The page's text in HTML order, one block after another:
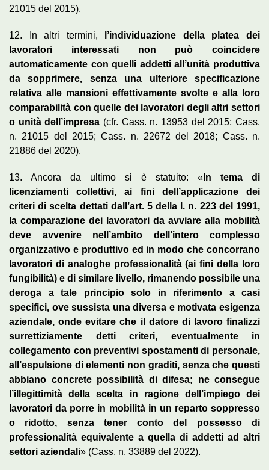
21015 del 2015).
12. In altri termini, l’individuazione della platea dei
lavoratori interessati non può coincidere
automaticamente con quelli addetti all’unità produttiva
da sopprimere, senza una ulteriore specificazione
relativa alle mansioni effettivamente svolte e alla loro
comparabilità con quelle dei lavoratori degli altri settori
o unità dell’impresa (cfr. Cass. n. 13953 del 2015; Cass.
n. 21015 del 2015; Cass. n. 22672 del 2018; Cass. n.
21886 del 2020).
13. Ancora da ultimo si è statuito: « In tema di
licenziamenti collettivi, ai fini dell’applicazione dei
criteri di scelta dettati dall’art. 5 della l. n. 223 del 1991,
la comparazione dei lavoratori da avviare alla mobilità
deve avvenire nell’ambito dell’intero complesso
organizzativo e produttivo ed in modo che concorrano
lavoratori di analoghe professionalità (ai fini della loro
fungibilità) e di similare livello, rimanendo possibile una
deroga a tale principio solo in riferimento a casi
specifici, ove sussista una diversa e motivata esigenza
aziendale, onde evitare che il datore di lavoro finalizzi
surrettiziamente detti criteri, eventualmente in
collegamento con preventivi spostamenti di personale,
all’espulsione di elementi non graditi, senza che questi
abbiano concrete possibilità di difesa; ne consegue
l’illegittimità della scelta in ragione dell’impiego dei
lavoratori da porre in mobilità in un reparto soppresso
o ridotto, senza tener conto del possesso di
professionalità equivalente a quella di addetti ad altri
settori aziendali» (Cass. n. 33889 del 2022).